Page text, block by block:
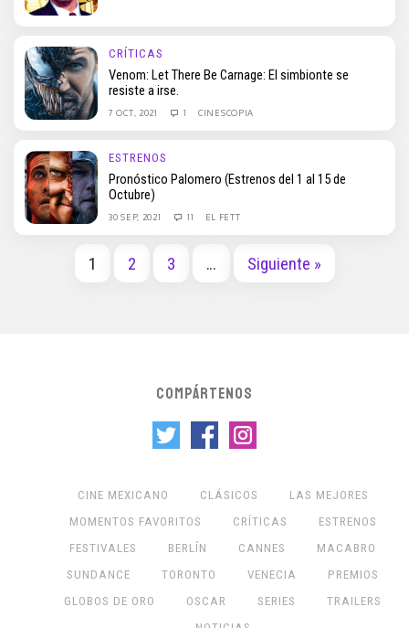
CRÍTICAS
Venom: Let There Be Carnage: El simbionte se
resiste a irse.
7 OCT, 2021 1 CINESCOPIA
ESTRENOS
Pronóstico Palomero (Estrenos del 1 al 15 de
Octubre)
30 SEP, 2021 11 EL FETT
1 2 3 … Siguiente »
COMPÁRTENOS
CINE MEXICANO CLÁSICOS
LAS MEJORES
MOMENTOS FAVORITOS
CRÍTICAS
ESTRENOS
FESTIVALES
BERLÍN CANNES
MACABRO
SUNDANCE
TORONTO VENECIA
PREMIOS
GLOBOS DE ORO
OSCAR SERIES
TRAILERS